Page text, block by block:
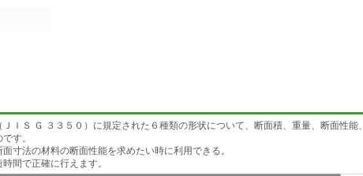
ＩＳ Ｇ ３３５０）に規定された６種類の形状について、断面積、重量、断面性能、
す。
寸法の材料の断面性能を求めたい時に利用できる。
間で正確に行えます。